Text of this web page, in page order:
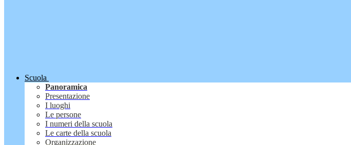
Scuola
Panoramica
Presentazione
I luoghi
Le persone
I numeri della scuola
Le carte della scuola
Organizzazione